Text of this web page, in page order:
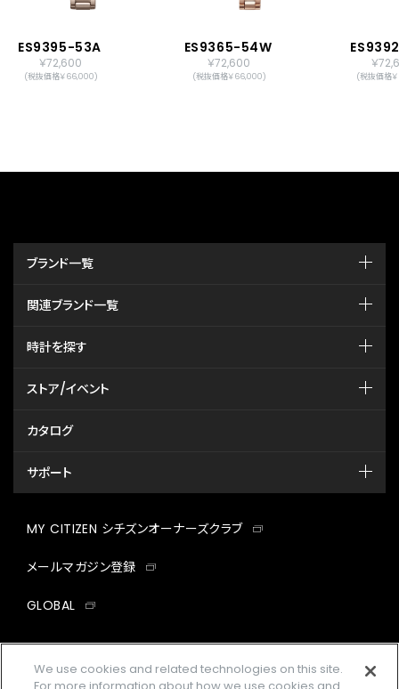
ES9395-53A
￥72,600
(税抜価格￥66,000)
ES9365-54W
￥72,600
(税抜価格￥66,000)
￥
(税抜価格
ブランド一覧
関連ブランド一覧
時計を探す
ストア/イベント
カタログ
サポート
MY CITIZEN シチズンオーナーズクラブ
メールマガジン登録
GLOBAL
We use cookies and related technologies on this site.